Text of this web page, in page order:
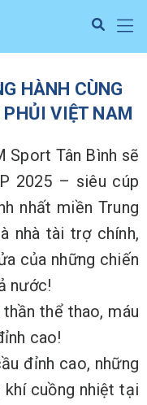
HÀNH CÙNG
PHỦI VIỆT NAM
Sport Tân Bình sẽ
2025 – siêu cúp
nhất miền Trung
nhà tài trợ chính,
của những chiến
nước!
thể thao, máu
cao!
đỉnh cao, những
khí cuồng nhiệt tại